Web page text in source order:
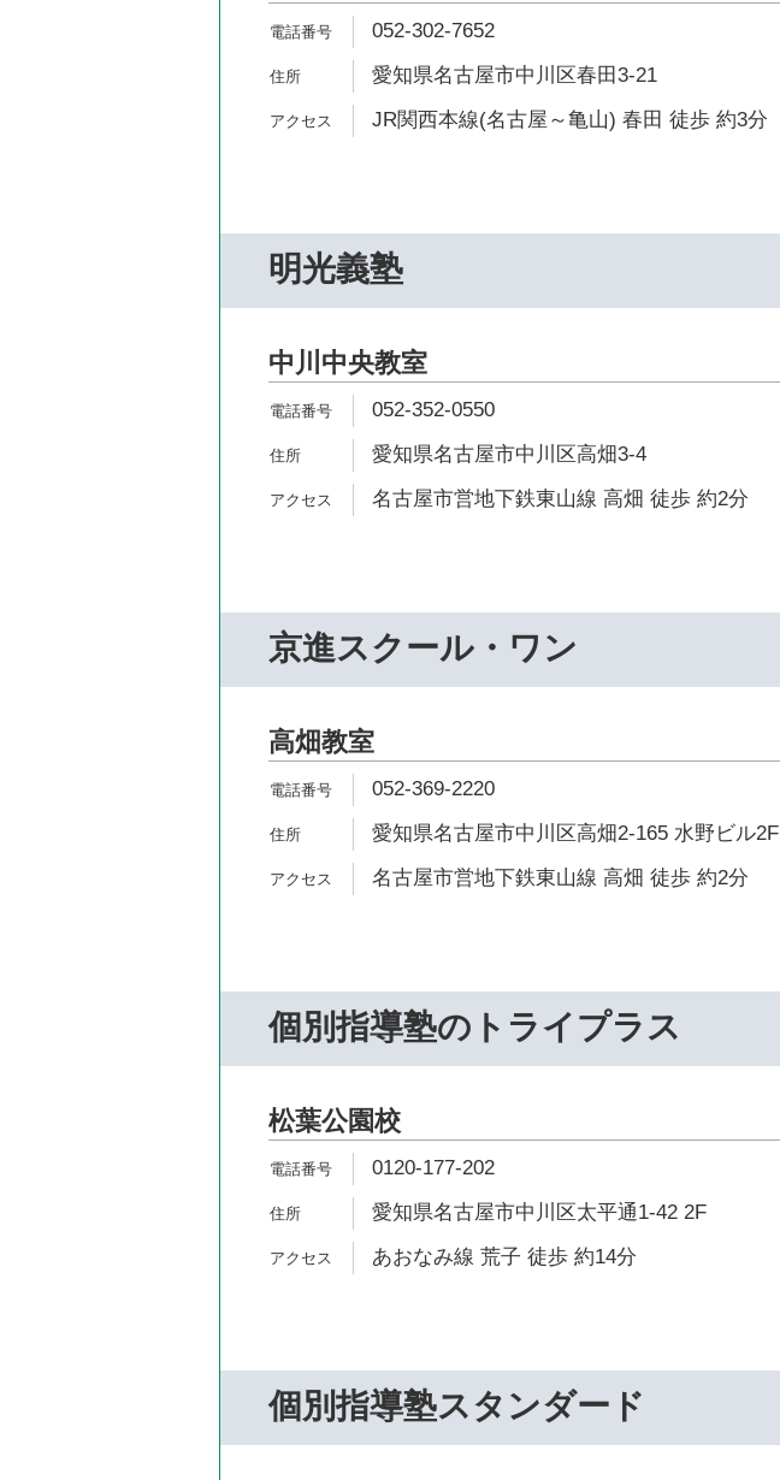
052-302-7652
愛知県名古屋市中川区春田3-21
JR関西本線(名古屋～亀山) 春田 徒歩 約3分
明光義塾
中川中央教室
052-352-0550
愛知県名古屋市中川区高畑3-4
名古屋市営地下鉄東山線 高畑 徒歩 約2分
京進スクール・ワン
高畑教室
052-369-2220
愛知県名古屋市中川区高畑2-165 水野ビル2F
名古屋市営地下鉄東山線 高畑 徒歩 約2分
個別指導塾のトライプラス
松葉公園校
0120-177-202
愛知県名古屋市中川区太平通1-42 2F
あおなみ線 荒子 徒歩 約14分
個別指導塾スタンダード